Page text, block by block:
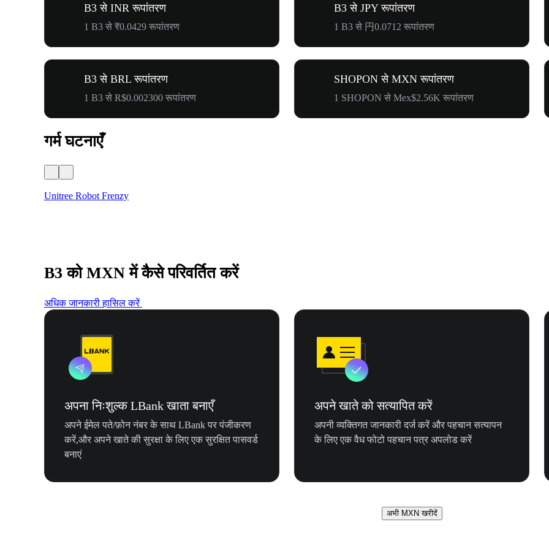
B3 से INR रूपांतरण
1 B3 से ₹0.0429 रूपांतरण
B3 से JPY रूपांतरण
1 B3 से 円0.0712 रूपांतरण
B3 से BRL रूपांतरण
1 B3 से R$0.002300 रूपांतरण
SHOPON से MXN रूपांतरण
1 SHOPON से Mex$2.56K रूपांतरण
गर्म घटनाएँ
Unitree Robot Frenzy
B3 को MXN में कैसे परिवर्तित करें
अधिक जानकारी हासिल करें
अपना निःशुल्क LBank खाता बनाएँ
अपने ईमेल पते/फ़ोन नंबर के साथ LBank पर पंजीकरण
करें,और अपने खाते की सुरक्षा के लिए एक सुरक्षित पासवर्ड
बनाएं
अपने खाते को सत्यापित करें
अपनी व्यक्तिगत जानकारी दर्ज करें और पहचान सत्यापन
के लिए एक वैध फोटो पहचान पत्र अपलोड करें
अभी MXN खरीदें